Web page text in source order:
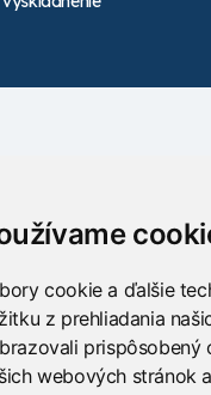
cookie a ďalšie
z prehliadania
prispôsobený
webových stránok